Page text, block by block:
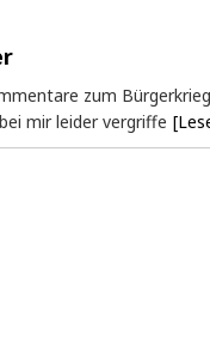
zum
mir leider vergriffe